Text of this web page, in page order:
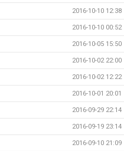
2016-10-10 12:38
2016-10-10 00:52
2016-10-05 15:50
2016-10-02 22:00
2016-10-02 12:22
2016-10-01 20:01
2016-09-29 22:14
2016-09-19 23:14
2016-09-10 21:09